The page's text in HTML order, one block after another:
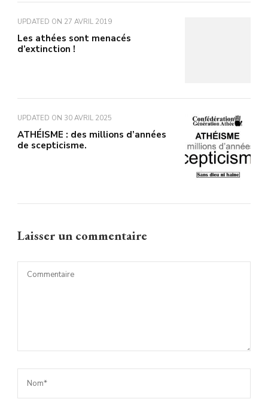
UPDATED ON 27 AVRIL 2019
Les athées sont menacés
d’extinction !
UPDATED ON 30 AVRIL 2025
ATHÉISME : des millions d’années
de scepticisme.
Laisser un commentaire